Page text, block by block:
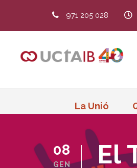
971 205 028
La Unió
08
GEN
El